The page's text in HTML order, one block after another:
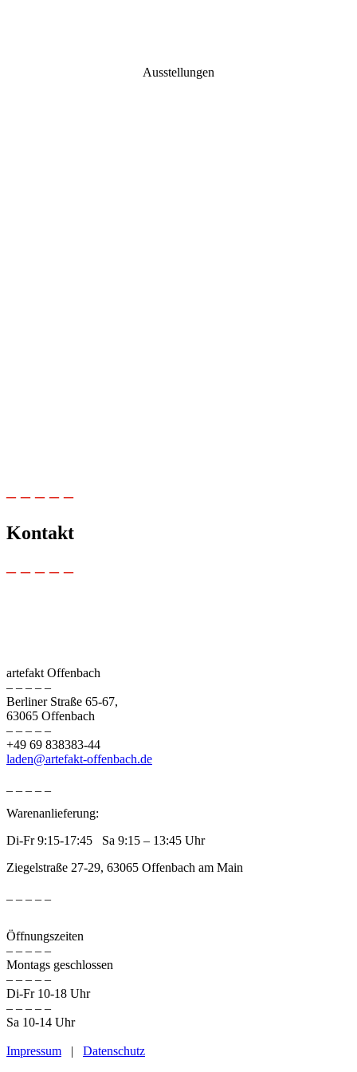
Ausstellungen
– – – – –
Kontakt
– – – – –
artefakt Offenbach
– – – – –
Berliner Straße 65-67,
63065 Offenbach
– – – – –
+49 69 838383-44
laden@artefakt-offenbach.de
Warenanlieferung:
Di-Fr 9:15-17:45 Sa 9:15 – 13:45 Uhr
Ziegelstraße 27-29, 63065 Offenbach am Main
Öffnungszeiten
– – – – –
Montags geschlossen
– – – – –
Di-Fr 10-18 Uhr
– – – – –
Sa 10-14 Uhr
Impressum | Datenschutz